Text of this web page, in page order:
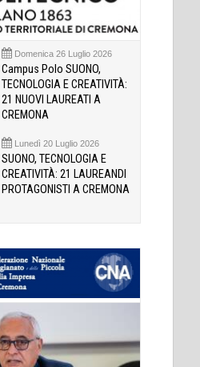
Domenica 26 Luglio 2026
Campus Polo SUONO,
TECNOLOGIA E CREATIVITÀ:
21 NUOVI LAUREATI A
CREMONA
Lunedì 20 Luglio 2026
SUONO, TECNOLOGIA E
CREATIVITÀ: 21 LAUREANDI
PROTAGONISTI A CREMONA